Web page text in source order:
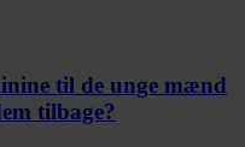
til de unge mænd
tilbage?